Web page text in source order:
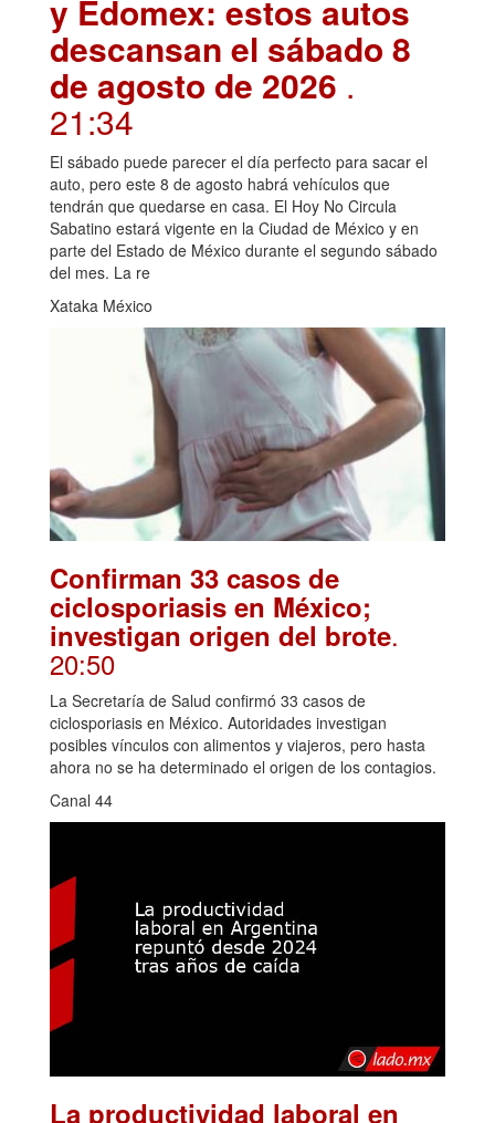
y Edomex: estos autos
descansan el sábado 8
de agosto de 2026 .
21:34
El sábado puede parecer el día perfecto para sacar el
auto, pero este 8 de agosto habrá vehículos que
tendrán que quedarse en casa. El Hoy No Circula
Sabatino estará vigente en la Ciudad de México y en
parte del Estado de México durante el segundo sábado
del mes. La re
Xataka México
Confirman 33 casos de
ciclosporiasis en México;
investigan origen del brote.
20:50
La Secretaría de Salud confirmó 33 casos de
ciclosporiasis en México. Autoridades investigan
posibles vínculos con alimentos y viajeros, pero hasta
ahora no se ha determinado el origen de los contagios.
Canal 44
La productividad laboral en